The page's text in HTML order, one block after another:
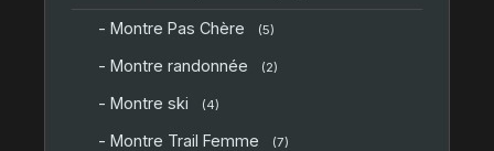
- Montre Pas Chère (5)
- Montre randonnée (2)
- Montre ski (4)
- Montre Trail Femme (7)